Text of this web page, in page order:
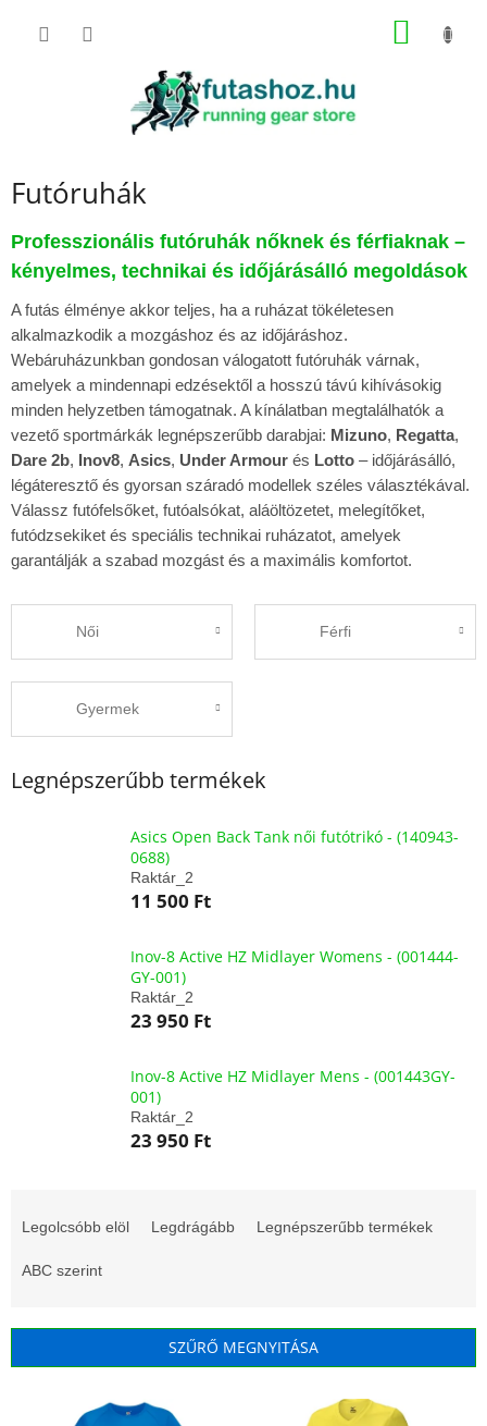
KOSÁR
Futóruhák
Professzionális futóruhák nőknek és férfiaknak –
kényelmes, technikai és időjárásálló megoldások
A futás élménye akkor teljes, ha a ruházat tökéletesen
alkalmazkodik a mozgáshoz és az időjáráshoz.
Webáruházunkban gondosan válogatott futóruhák várnak,
amelyek a mindennapi edzésektől a hosszú távú kihívásokig
minden helyzetben támogatnak. A kínálatban megtalálhatók a
vezető sportmárkák legnépszerűbb darabjai: Mizuno, Regatta,
Dare 2b, Inov8, Asics, Under Armour és Lotto – időjárásálló,
légáteresztő és gyorsan száradó modellek széles választékával.
Válassz futófelsőket, futóalsókat, aláöltözetet, melegítőket,
futódzsekiket és speciális technikai ruházatot, amelyek
garantálják a szabad mozgást és a maximális komfortot.
Női Férfi
Gyermek
Legnépszerűbb termékek
Asics Open Back Tank női futótrikó - (140943-
0688)
Raktár_2
11 500 Ft
Inov-8 Active HZ Midlayer Womens - (001444-
GY-001)
Raktár_2
23 950 Ft
Inov-8 Active HZ Midlayer Mens - (001443GY-
001)
Raktár_2
23 950 Ft
m
k
Legolcsóbb elöl Legdrágább Legnépszerűbb termékek
ABC szerint
SZŰRŐ MEGNYITÁSA